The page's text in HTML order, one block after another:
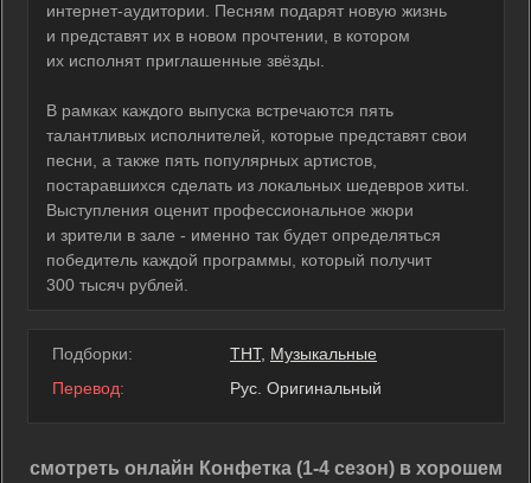
интернет-аудитории. Песням подарят новую жизнь
и представят их в новом прочтении, в котором
их исполнят приглашенные звёзды.
В рамках каждого выпуска встречаются пять
талантливых исполнителей, которые представят свои
песни, а также пять популярных артистов,
постаравшихся сделать из локальных шедевров хиты.
Выступления оценит профессиональное жюри
и зрители в зале - именно так будет определяться
победитель каждой программы, который получит
300 тысяч рублей.
Подборки: ТНТ, Музыкальные
Перевод:
Рус. Оригинальный
смотреть онлайн Конфетка (1-4 сезон) в хорошем